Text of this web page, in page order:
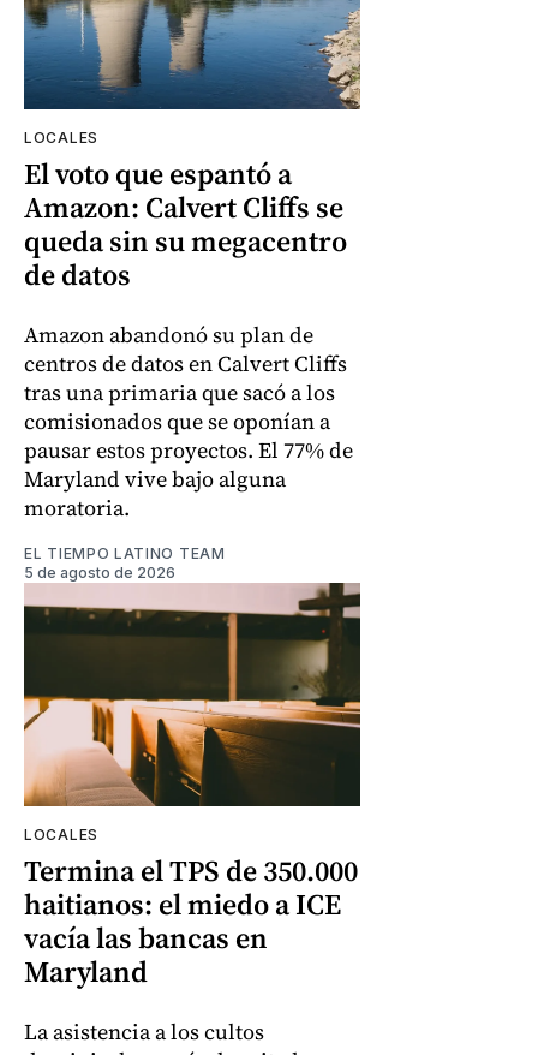
LOCALES
El voto que espantó a
Amazon: Calvert Cliffs se
queda sin su megacentro
de datos
Amazon abandonó su plan de
centros de datos en Calvert Cliffs
tras una primaria que sacó a los
comisionados que se oponían a
pausar estos proyectos. El 77% de
Maryland vive bajo alguna
moratoria.
EL TIEMPO LATINO TEAM
5 de agosto de 2026
LOCALES
Termina el TPS de 350.000
haitianos: el miedo a ICE
vacía las bancas en
Maryland
La asistencia a los cultos